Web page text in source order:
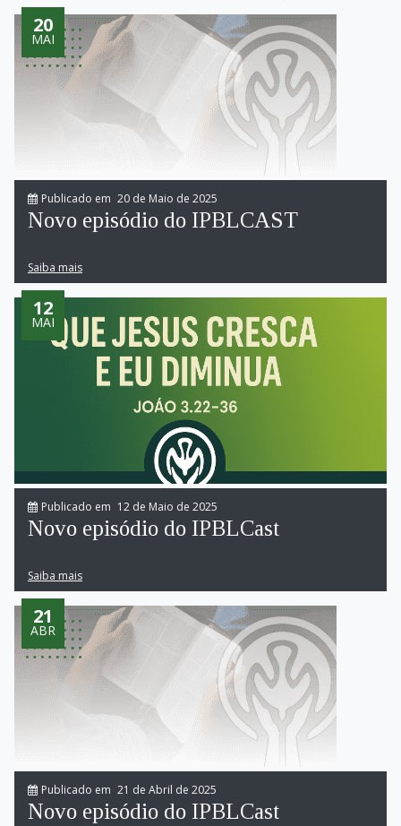
20
MAI
Publicado em 20 de Maio de 2025
Novo episódio do IPBLCAST
Saiba mais
12
MAI
Publicado em 12 de Maio de 2025
Novo episódio do IPBLCast
Saiba mais
21
ABR
Publicado em 21 de Abril de 2025
Novo episódio do IPBLCast